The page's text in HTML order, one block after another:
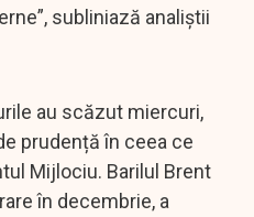
subliniază analiștii
au scăzut miercuri,
prudență în ceea ce
Mijlociu. Barilul Brent
în decembrie, a